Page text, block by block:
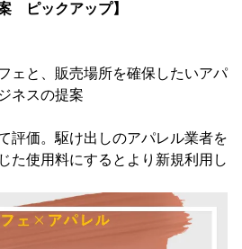
ピックアップ】
ェと、販売場所を確保したいアパ
ネスの提案
評価。駆け出しのアパレル業者を
た使用料にするとより新規利用し